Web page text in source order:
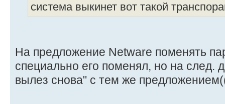
система выкинет вот такой
На предложение Netware поменять
специально его поменял, но на след.
вылез снова" с тем же